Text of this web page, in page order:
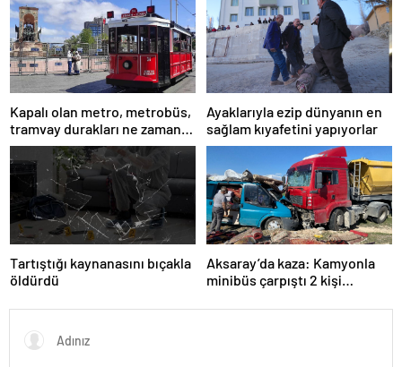
Kapalı olan metro, metrobüs,
tramvay durakları ne zaman
açılacak 1 Mayıs?
Ayaklarıyla ezip dünyanın en
sağlam kıyafetini yapıyorlar
Tartıştığı kaynanasını bıçakla
öldürdü
Aksaray’da kaza: Kamyonla
minibüs çarpıştı 2 kişi